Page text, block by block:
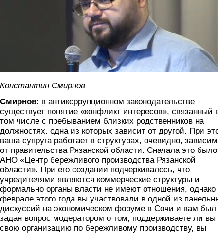
Константин Смирнов
Смирнов: в антикоррупционном законодательстве
существует понятие «конфликт интересов», связанный
том числе с пребыванием близких родственников на
должностях, одна из которых зависит от другой. При
ваша супруга работает в структурах, очевидно,
от правительства Рязанской области. Сначала это было
АНО «Центр бережливого производства Рязанской
области». При его создании подчеркивалось, что
учредителями являются коммерческие структуры и
формально органы власти не имеют отношения, однако
феврале этого года вы участвовали в одной из
дискуссий на экономическом форуме в Сочи и вам был
задан вопрос модератором о том, поддерживаете ли вы
свою организацию по бережливому производству, вы